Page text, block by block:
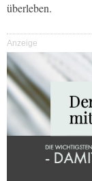
überleben.
Anzeige